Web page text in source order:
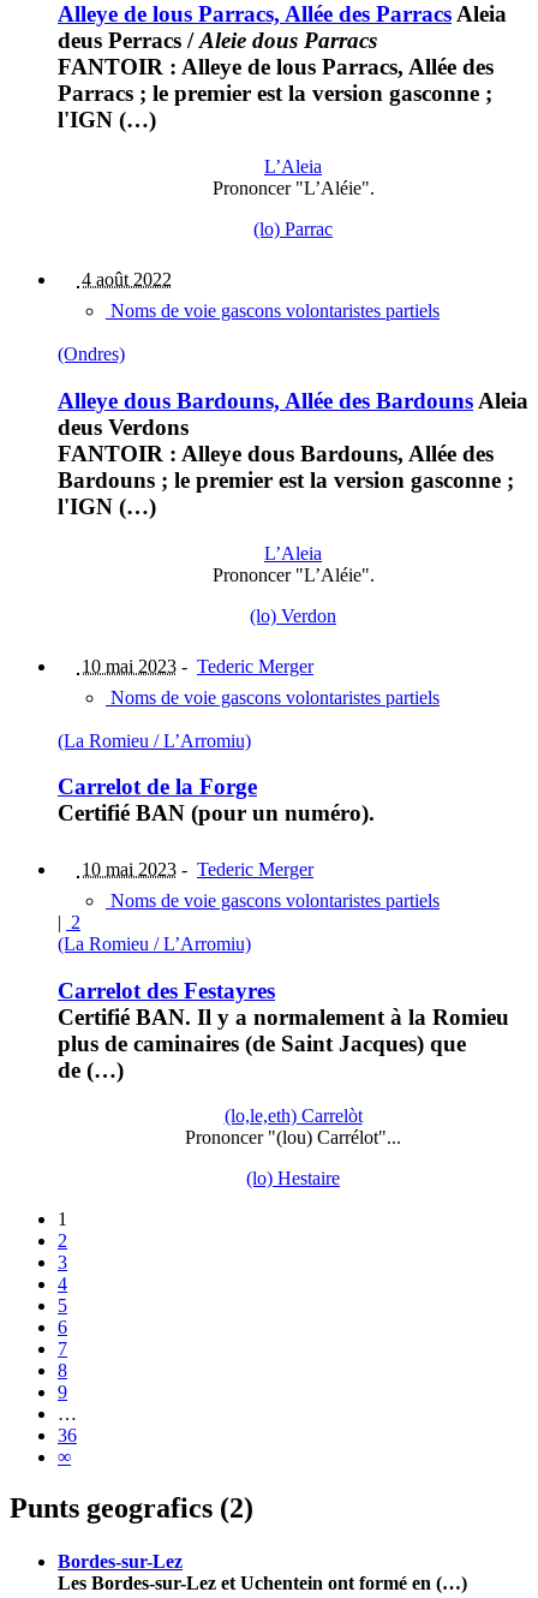
Alleye de lous Parracs, Allée des ParracsAleia
deus Perracs /Aleie dous Parracs
FANTOIR : Alleye de lous Parracs, Allée des
Parracs ; le premier est la version gasconne ;
l'IGN (…)
L’Aleia
Prononcer "L’Aléie".
(lo) Parrac
4 août 2022
Noms de voie gascons volontaristes partiels
(Ondres)
Alleye dous Bardouns, Allée des Bardouns Aleia
deus Verdons
FANTOIR : Alleye dous Bardouns, Allée des
Bardouns ; le premier est la version gasconne ;
l'IGN (…)
L’Aleia
Prononcer "L’Aléie".
(lo) Verdon
10 mai 2023 - Tederic Merger
Noms de voie gascons volontaristes partiels
(La Romieu / L’Arromiu)
Carrelot de la Forge
Certifié BAN (pour un numéro).
10 mai 2023 - Tederic Merger
Noms de voie gascons volontaristes partiels
| 2
(La Romieu / L’Arromiu)
Carrelot des Festayres
Certifié BAN. Il y a normalement à la Romieu
plus de caminaires (de Saint Jacques) que
de (…)
(lo,le,eth) Carrelòt
Prononcer "(lou) Carrélot"...
(lo) Hestaire
1
2
3
4
5
6
7
8
9
…
36
∞
Punts geografics (2)
Bordes-sur-Lez
Les Bordes-sur-Lez et Uchentein ont formé en (…)